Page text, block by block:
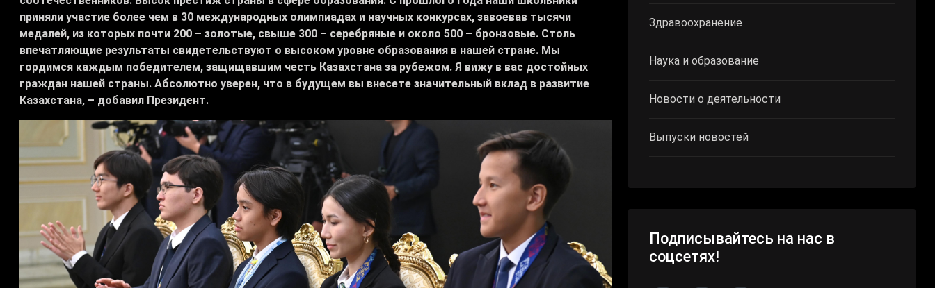
приняли участие более чем в 30 международных олимпиадах и научных конкурсах, завоевав тысячи
медалей, из которых почти 200 – золотые, свыше 300 – серебряные и около 500 – бронзовые. Столь
впечатляющие результаты свидетельствуют о высоком уровне образования в нашей стране. Мы
гордимся каждым победителем, защищавшим честь Казахстана за рубежом. Я вижу в вас достойных
граждан нашей страны. Абсолютно уверен, что в будущем вы внесете значительный вклад в развитие
Казахстана, – добавил Президент.
Здравоохранение
Наука и образование
Новости о деятельности
Выпуски новостей
Подписывайтесь на нас в
соцсетях!